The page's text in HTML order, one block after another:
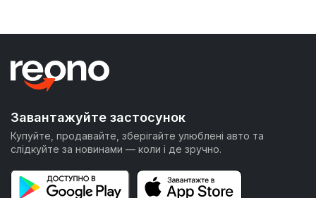
Завантажуйте застосунок
Купуйте, продавайте, зберігайте улюблені авто та
слідкуйте за новинами — коли і де зручно.